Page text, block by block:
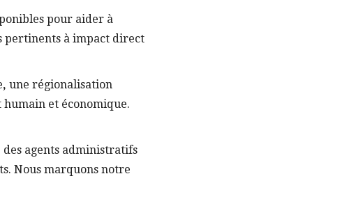
pour aider à
pertinents à impact direct
, une régionalisation
humain et économique.
agents administratifs
Nous marquons notre